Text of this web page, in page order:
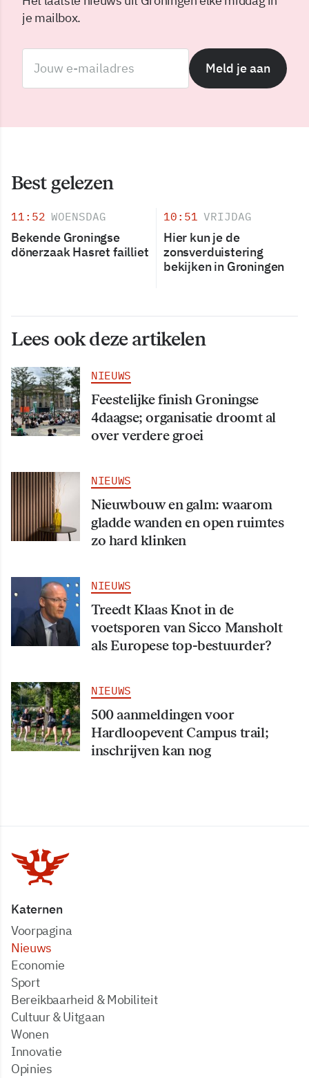
je mailbox.
Meld je aan
Best gelezen
11:52 WOENSDAG
Bekende Groningse
dönerzaak Hasret failliet
10:51 VRIJDAG
Hier kun je de
zonsverduistering
bekijken in Groningen
Lees ook deze artikelen
NIEUWS
Feestelijke finish Groningse
4daagse; organisatie droomt al
over verdere groei
NIEUWS
Nieuwbouw en galm: waarom
gladde wanden en open ruimtes
zo hard klinken
NIEUWS
Treedt Klaas Knot in de
voetsporen van Sicco Mansholt
als Europese top-bestuurder?
NIEUWS
500 aanmeldingen voor
Hardloopevent Campus trail;
inschrijven kan nog
Katernen
Voorpagina
Nieuws
Economie
Sport
Bereikbaarheid & Mobiliteit
Cultuur & Uitgaan
Wonen
Innovatie
Opinies